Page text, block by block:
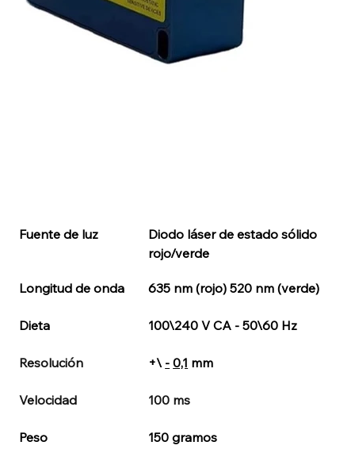
Fuente de luz
Diodo láser de estado sólido
rojo/verde
Longitud de onda 635 nm (rojo) 520 nm (verde)
Dieta 100\240 V CA - 50\60 Hz
Resolución +\ - 0,1 mm
Velocidad 100 ms
Peso 150 gramos